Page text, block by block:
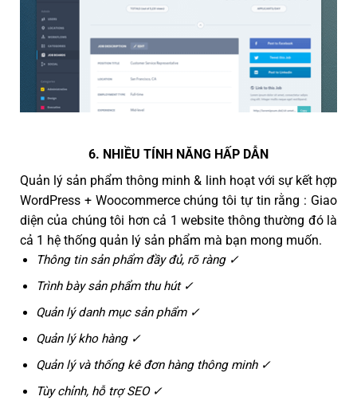
6. NHIỀU TÍNH NĂNG HẤP DẪN
Quản lý sản phẩm thông minh & linh hoạt với sự kết hợp
WordPress + Woocommerce chúng tôi tự tin rằng : Giao
diện của chúng tôi hơn cả 1 website thông thường đó là
cả 1 hệ thống quản lý sản phẩm mà bạn mong muốn.
Thông tin sản phẩm đầy đủ, rõ ràng ✓
Trình bày sản phẩm thu hút ✓
Quản lý danh mục sản phẩm ✓
Quản lý kho hàng ✓
Quản lý và thống kê đơn hàng thông minh ✓
Tùy chỉnh, hỗ trợ SEO ✓